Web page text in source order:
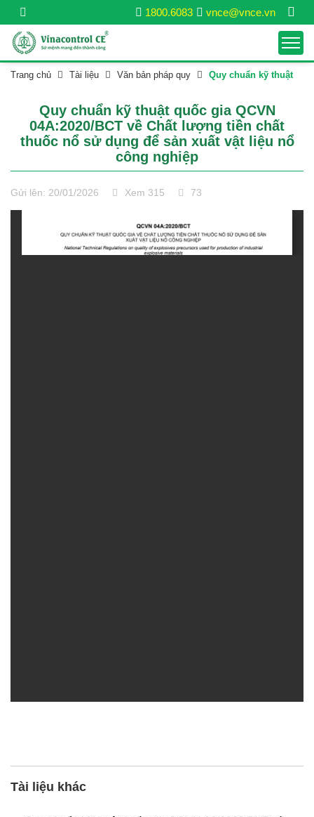
vnce@vnce.vn
1800.6083
Trang chủ Tài liệu Văn bản pháp quy Quy chuẩn kỹ thuật
Quy chuẩn kỹ thuật quốc gia QCVN
04A:2020/BCT về Chất lượng tiền chất
thuốc nổ sử dụng để sản xuất vật liệu nổ
công nghiệp
Gửi lên: 20/01/2026 Xem 315 73
Tài liệu khác